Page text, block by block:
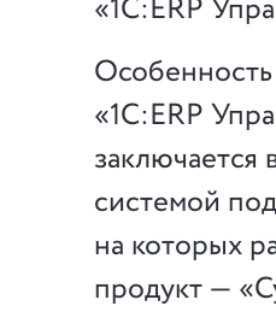
«1С:ERP
«1С:ERP
системой
на которых
продукт —